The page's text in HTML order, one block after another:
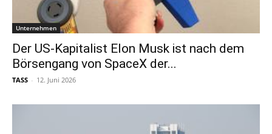
Unternehmen
Der US-Kapitalist Elon Musk ist nach dem
Börsengang von SpaceX der...
TASS - 12. Juni 2026